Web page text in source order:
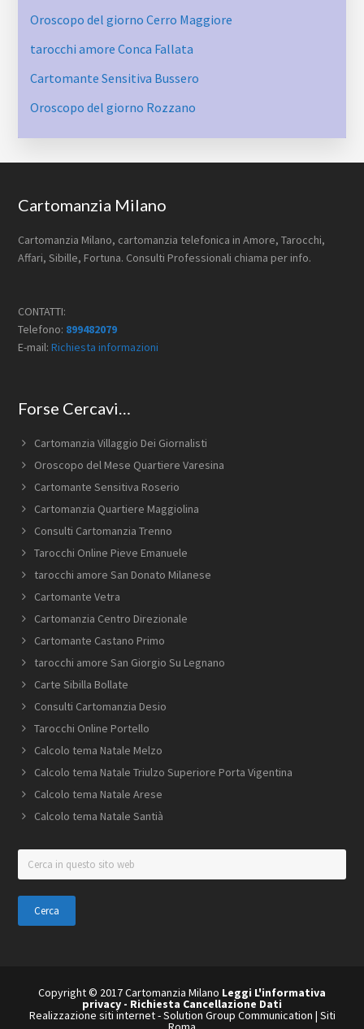
Oroscopo del giorno Cerro Maggiore
tarocchi amore Conca Fallata
Cartomante Sensitiva Bussero
Oroscopo del giorno Rozzano
Footer
Cartomanzia Milano
Cartomanzia Milano, cartomanzia telefonica in Amore, Tarocchi,
Affari, Sibille, Fortuna. Consulti Professionali chiama per info.
CONTATTI:
Telefono: 899482079
E-mail:Richiesta informazioni
Forse Cercavi…
Cartomanzia Villaggio Dei Giornalisti
Oroscopo del Mese Quartiere Varesina
Cartomante Sensitiva Roserio
Cartomanzia Quartiere Maggiolina
Consulti Cartomanzia Trenno
Tarocchi Online Pieve Emanuele
tarocchi amore San Donato Milanese
Cartomante Vetra
Cartomanzia Centro Direzionale
Cartomante Castano Primo
tarocchi amore San Giorgio Su Legnano
Carte Sibilla Bollate
Consulti Cartomanzia Desio
Tarocchi Online Portello
Calcolo tema Natale Melzo
Calcolo tema Natale Triulzo Superiore Porta Vigentina
Calcolo tema Natale Arese
Calcolo tema Natale Santià
Cerca
in
questo
sito
web
Copyright © 2017 Cartomanzia Milano Leggi L'informativa
privacy - Richiesta Cancellazione Dati
Realizzazione siti internet-Solution Group Communication | Siti